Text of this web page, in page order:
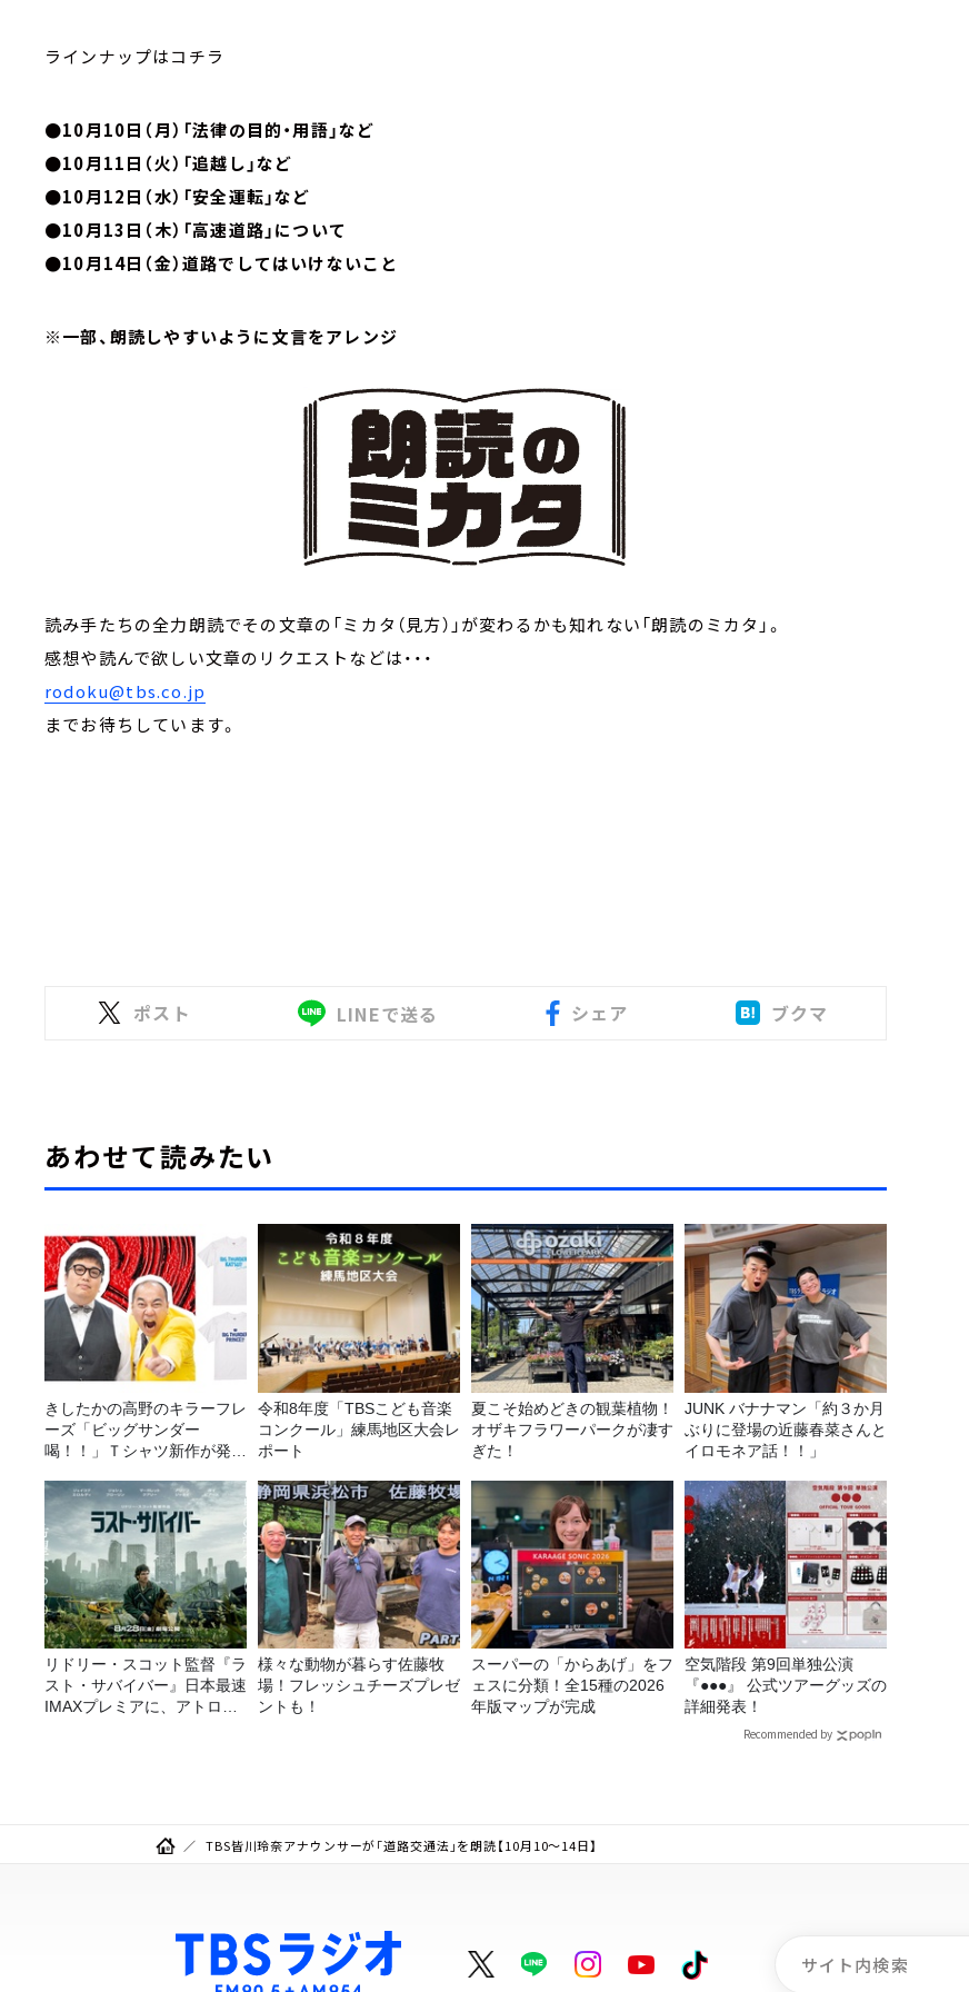
ラインナップはコチラ
●10月10日（月）「法律の目的・用語」など
●10月11日（火）「追越し」など
●10月12日（水）「安全運転」など
●10月13日（木）「高速道路」について
●10月14日（金）道路でしてはいけないこと
※一部、朗読しやすいように文言をアレンジ
読み手たちの全力朗読でその文章の「ミカタ（見方）」が変わるかも知れない「朗読のミカタ」。
感想や読んで欲しい文章のリクエストなどは・・・
rodoku@tbs.co.jp
までお待ちしています。
ポスト LINEで送る シェア ブクマ
あわせて読みたい
きしたかの高野のキラーフレ
ーズ「ビッグサンダー
喝！！」Ｔシャツ新作が発売
令和8年度「TBSこども音楽
コンクール」練馬地区大会レ
ポート
夏こそ始めどきの観葉植物！
オザキフラワーパークが凄す
ぎた！
JUNK バナナマン「約３か月
ぶりに登場の近藤春菜さんと
イロモネア話！！」
リドリー・スコット監督『ラ
スト・サバイバー』日本最速
IMAXプレミアに、アトロク
様々な動物が暮らす佐藤牧
場！フレッシュチーズプレゼ
ントも！
スーパーの「からあげ」をフ
ェスに分類！全15種の2026
年版マップが完成
空気階段 第9回単独公演
『●●●』 公式ツアーグッズの
詳細発表！
Recommended by
TBS皆川玲奈アナウンサーが「道路交通法」を朗読【10月10～14日】